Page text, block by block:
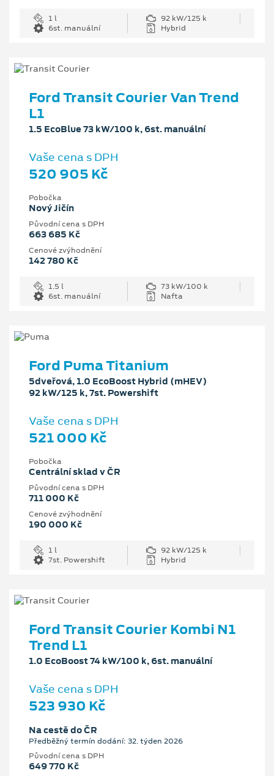
1 l
92 kW/125 k
6st. manuální
Hybrid
Ford Transit Courier Van Trend
L1
1.5 EcoBlue 73 kW/100 k, 6st. manuální
Vaše cena s DPH
520 905 Kč
Pobočka
Nový Jičín
Původní cena s DPH
663 685 Kč
Cenové zvýhodnění
142 780 Kč
1.5 l
73 kW/100 k
6st. manuální
Nafta
Ford Puma Titanium
5dveřová, 1.0 EcoBoost Hybrid (mHEV)
92 kW/125 k, 7st. Powershift
Vaše cena s DPH
521 000 Kč
Pobočka
Centrální sklad v ČR
Původní cena s DPH
711 000 Kč
Cenové zvýhodnění
190 000 Kč
1 l
92 kW/125 k
7st. Powershift
Hybrid
Ford Transit Courier Kombi N1
Trend L1
1.0 EcoBoost 74 kW/100 k, 6st. manuální
Vaše cena s DPH
523 930 Kč
Na cestě do ČR
Předběžný termín dodání: 32. týden 2026
Původní cena s DPH
649 770 Kč